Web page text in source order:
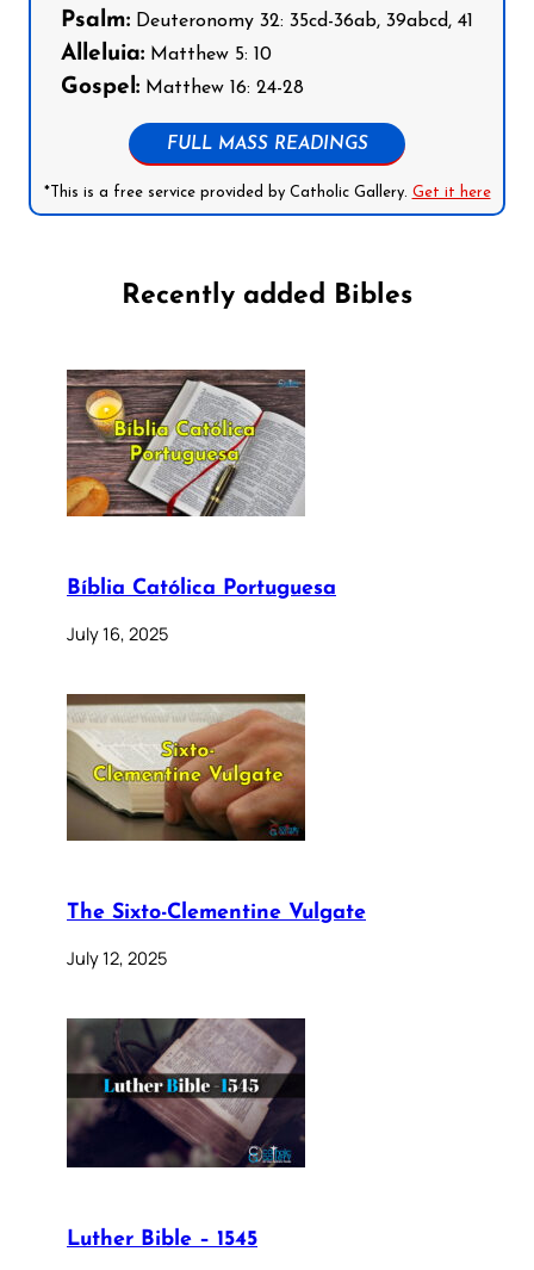
Psalm: Deuteronomy 32: 35cd-36ab, 39abcd, 41
Alleluia: Matthew 5: 10
Gospel: Matthew 16: 24-28
FULL MASS READINGS
*This is a free service provided by Catholic Gallery. Get it here
Recently added Bibles
Bíblia Católica Portuguesa
July 16, 2025
The Sixto-Clementine Vulgate
July 12, 2025
Luther Bible – 1545